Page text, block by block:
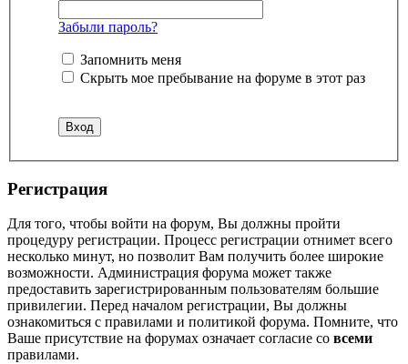
Забыли пароль?
Запомнить меня
Скрыть мое пребывание на форуме в этот раз
Регистрация
Для того, чтобы войти на форум, Вы должны пройти
процедуру регистрации. Процесс регистрации отнимет всего
несколько минут, но позволит Вам получить более широкие
возможности. Администрация форума может также
предоставить зарегистрированным пользователям большие
привилегии. Перед началом регистрации, Вы должны
ознакомиться с правилами и политикой форума. Помните, что
Ваше присутствие на форумах означает согласие со всеми
правилами.